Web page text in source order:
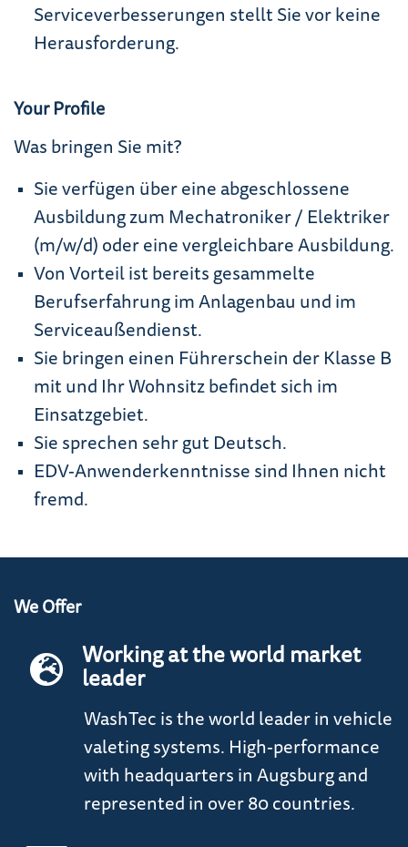
Serviceverbesserungen stellt Sie vor keine
Herausforderung.
Your Profile
Was bringen Sie mit?
Sie verfügen über eine abgeschlossene
Ausbildung zum Mechatroniker / Elektriker
(m/w/d) oder eine vergleichbare Ausbildung.
Von Vorteil ist bereits gesammelte
Berufserfahrung im Anlagenbau und im
Serviceaußendienst.
Sie bringen einen Führerschein der Klasse B
mit und Ihr Wohnsitz befindet sich im
Einsatzgebiet.
Sie sprechen sehr gut Deutsch.
EDV-Anwenderkenntnisse sind Ihnen nicht
fremd.
We Offer
Working at the world market
leader
WashTec is the world leader in vehicle
valeting systems. High-performance
with headquarters in Augsburg and
represented in over 80 countries.